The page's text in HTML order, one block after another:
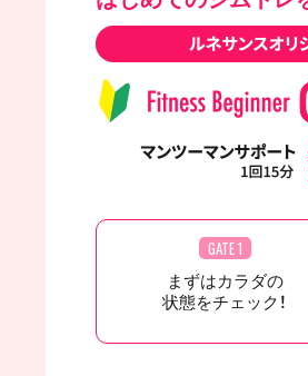
GATE 1
まずはカラダの
状態をチェック！